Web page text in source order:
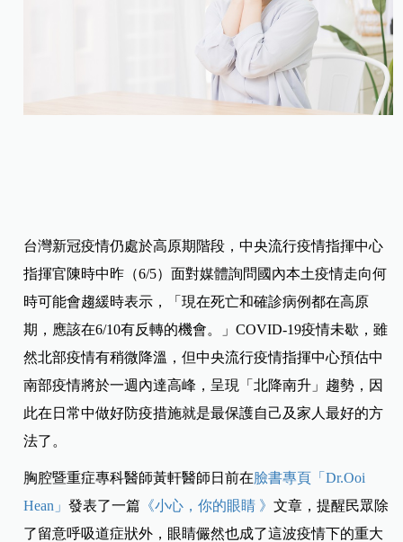
台灣新冠疫情仍處於高原期階段，中央流行疫情指揮中心
指揮官陳時中昨（6/5）面對媒體詢問國內本土疫情走向何
時可能會趨緩時表示，「現在死亡和確診病例都在高原
期，應該在6/10有反轉的機會。」COVID-19疫情未歇，雖
然北部疫情有稍微降溫，但中央流行疫情指揮中心預估中
南部疫情將於一週內達高峰，呈現「北降南升」趨勢，因
此在日常中做好防疫措施就是最保護自己及家人最好的方
法了。
胸腔暨重症專科醫師黃軒醫師日前在臉書專頁「Dr.Ooi
Hean」發表了一篇 《小心，你的眼睛 》文章，提醒民眾除
了留意呼吸道症狀外，眼睛儼然也成了這波疫情下的重大